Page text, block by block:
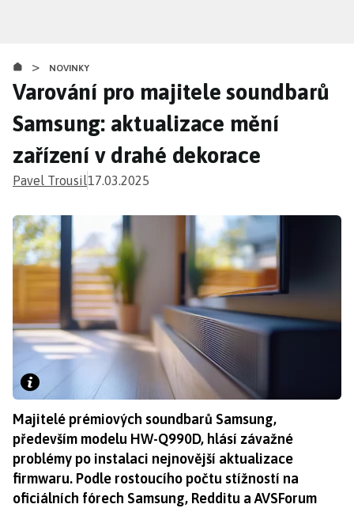
obsahu
> NOVINKY
Varování pro majitele soundbarů
Samsung: aktualizace mění
zařízení v drahé dekorace
Pavel Trousil17.03.2025
Majitelé prémiových soundbarů Samsung,
především modelu HW-Q990D, hlásí závažné
problémy po instalaci nejnovější aktualizace
firmwaru. Podle rostoucího počtu stížností na
oficiálních fórech Samsung, Redditu a AVSForum